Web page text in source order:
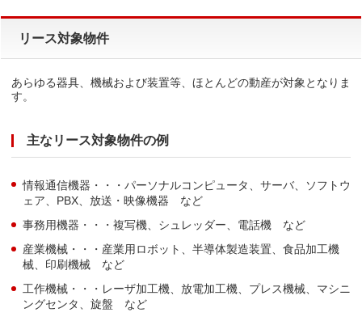
リース対象物件
あらゆる器具、機械および装置等、ほとんどの動産が対象となりま
す。
主なリース対象物件の例
情報通信機器・・・パーソナルコンピュータ、サーバ、ソフトウ
ェア、PBX、放送・映像機器 など
事務用機器・・・複写機、シュレッダー、電話機 など
産業機械・・・産業用ロボット、半導体製造装置、食品加工機
械、印刷機械 など
工作機械・・・レーザ加工機、放電加工機、プレス機械、マシニ
ングセンタ、旋盤 など